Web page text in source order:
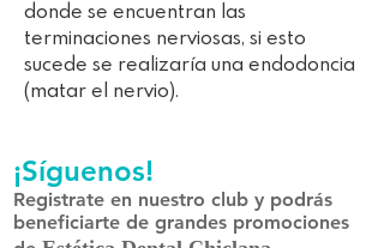
donde se encuentran las
terminaciones nerviosas, si esto
sucede se realizaría una endodoncia
(matar el nervio).
¡Síguenos!
Registrate en nuestro club y podrás
beneficiarte de grandes promociones